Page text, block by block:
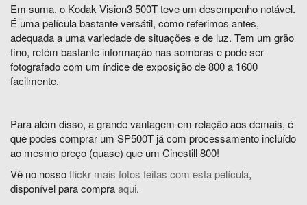
Em suma, o Kodak Vision3 500T teve um desempenho notável.
É uma película bastante versátil, como referimos antes,
adequada a uma variedade de situações e de luz. Tem um grão
fino, retém bastante informação nas sombras e pode ser
fotografado com um índice de exposição de 800 a 1600
facilmente.
Para além disso, a grande vantagem em relação aos demais, é
que podes comprar um SP500T já com processamento incluído
ao mesmo preço (quase) que um Cinestill 800!
Vê no nossoflickr mais fotos feitas com esta película,
disponível para compraaqui.